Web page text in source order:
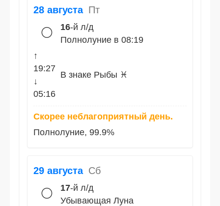
28 августа Пт
🌕 16-й л/д
Полнолуние в 08:19
↑
19:27
↓
05:16
В знаке Рыбы ♓
Скорее неблагоприятный день.
Полнолуние, 99.9%
29 августа Сб
🌕 17-й л/д
Убывающая Луна